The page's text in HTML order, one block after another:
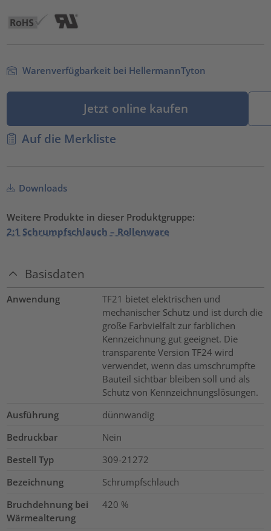
Warenverfügbarkeit bei HellermannTyton
Jetzt online kaufen
Auf die Merkliste
Downloads
Weitere Produkte in dieser Produktgruppe:
2:1 Schrumpfschlauch – Rollenware
Basisdaten
Anwendung
TF21 bietet elektrischen und
mechanischer Schutz und ist durch die
große Farbvielfalt zur farblichen
Kennzeichnung gut geeignet. Die
transparente Version TF24 wird
verwendet, wenn das umschrumpfte
Bauteil sichtbar bleiben soll und als
Schutz von Kennzeichnungslösungen.
Ausführung
dünnwandig
Bedruckbar
Nein
Bestell Typ
309-21272
Bezeichnung
Schrumpfschlauch
Bruchdehnung bei
Wärmealterung
420 %